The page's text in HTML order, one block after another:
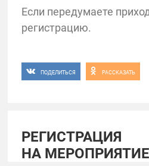
Если передумаете
регистрацию.
ПОДЕЛИТЬСЯ РАССКАЗАТЬ
РЕГИСТРАЦИЯ
НА МЕРОПРИЯТИЕ